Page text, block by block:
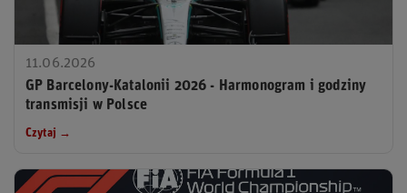
11.06.2026
GP Barcelony-Katalonii 2026 - Harmonogram i godziny
transmisji w Polsce
Czytaj →